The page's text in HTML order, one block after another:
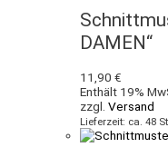
DAMEN“
11,90 €
Enthält 19%
zzgl. Versand
Lieferzeit: ca. 48